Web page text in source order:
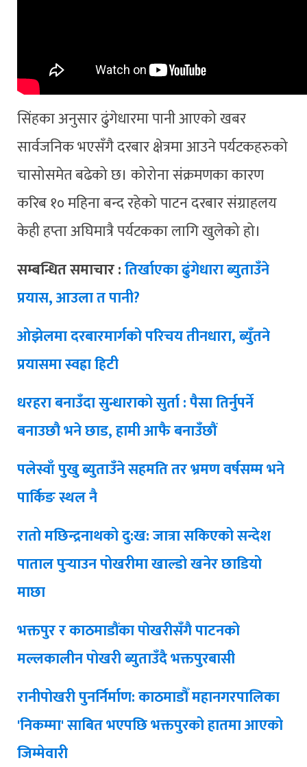
सिंहका अनुसार ढुंगेधारमा पानी आएको खबर
सार्वजनिक भएसँगै दरबार क्षेत्रमा आउने पर्यटकहरुको
चासोसमेत बढेको छ। कोरोना संक्रमणका कारण
करिब १० महिना बन्द रहेको पाटन दरबार संग्राहलय
केही हप्ता अघिमात्रै पर्यटकका लागि खुलेको हो।
सम्बन्धित समाचार :तिर्खाएका ढुंगेधारा ब्युताउँने
प्रयास, आउला त पानी?
ओझेलमा दरबारमार्गको परिचय तीनधारा, ब्युँतने
प्रयासमा स्वह्रा हिटी
धरहरा बनाउँदा सुन्धाराको सुर्ता : पैसा तिर्नुपर्ने
बनाउछौ भने छाड, हामी आफै बनाउँछौं
पलेस्वाँ पुखु ब्युताउँने सहमति तर भ्रमण वर्षसम्म भने
पार्किङ स्थल नै
रातो मछिन्द्रनाथको दु:ख: जात्रा सकिएको सन्देश
पाताल पुर्‍याउन पोखरीमा खाल्डो खनेर छाडियो
माछा
भक्तपुर र काठमाडौंका पोखरीसँगै पाटनको
मल्लकालीन पोखरी ब्युताउँदै भक्तपुरबासी
रानीपोखरी पुनर्निर्माण: काठमाडौँ महानगरपालिका
'निकम्मा' साबित भएपछि भक्तपुरको हातमा आएको
जिम्मेवारी